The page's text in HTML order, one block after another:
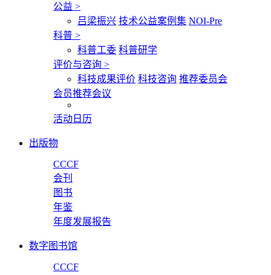
公益 >
吕梁振兴 技术公益案例集 NOI-Pre
科普 >
科普工委 科普研学
评价与咨询 >
科技成果评价 科技咨询 推荐委员会
会员推荐会议
活动日历
出版物
CCCF
会刊
图书
年鉴
年度发展报告
数字图书馆
CCCF